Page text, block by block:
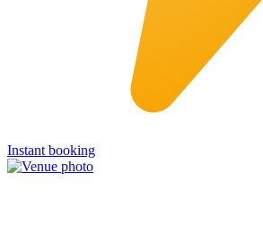
Instant booking